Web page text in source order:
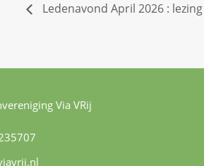
Ledenavond April 2026 :
Via VRij